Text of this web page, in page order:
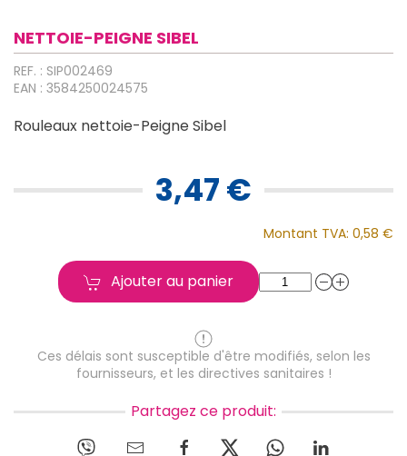
NETTOIE-PEIGNE SIBEL
REF. : SIP002469
EAN : 3584250024575
Rouleaux nettoie-Peigne Sibel
3,47 €
Montant TVA: 0,58 €
Ajouter au panier
Ces délais sont susceptible d'être modifiés, selon les
fournisseurs, et les directives sanitaires !
Partagez ce produit: